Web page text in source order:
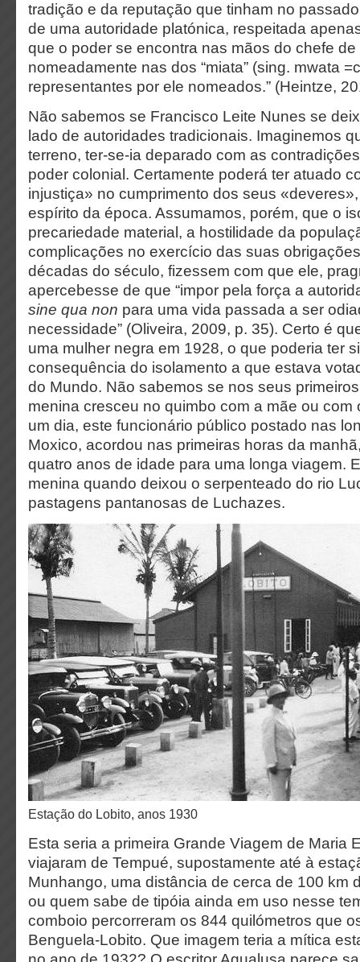
tradição e da reputação que tinham no
de uma autoridade platónica, respeitada
que o poder se encontra nas mãos do chefe
nomeadamente nas dos “miata” (sing. mwata
representantes por ele nomeados.” (Heintze,
Não sabemos se Francisco Leite Nunes se
lado de autoridades tradicionais. Imaginemos
terreno, ter-se-ia deparado com as
poder colonial. Certamente poderá ter atuado
injustiça» no cumprimento dos seus
espírito da época. Assumamos, porém, que o
precariedade material, a hostilidade da
complicações no exercício das suas
décadas do século, fizessem com que ele,
apercebesse de que “impor pela força a
sine qua non para uma vida passada a ser
necessidade” (Oliveira, 2009, p. 35). Certo é
uma mulher negra em 1928, o que poderia ter
consequência do isolamento a que estava
do Mundo. Não sabemos se nos seus
menina cresceu no quimbo com a mãe ou com
um dia, este funcionário público postado nas
Moxico, acordou nas primeiras horas da
quatro anos de idade para uma longa viagem.
menina quando deixou o serpenteado do rio
pastagens pantanosas de Luchazes.
Estação do Lobito, anos 1930
Esta seria a primeira Grande Viagem de Maria
viajaram de Tempué, supostamente até à
Munhango, uma distância de cerca de 100 km
ou quem sabe de tipóia ainda em uso nesse
comboio percorreram os 844 quilómetros que
Benguela-Lobito. Que imagem teria a mítica